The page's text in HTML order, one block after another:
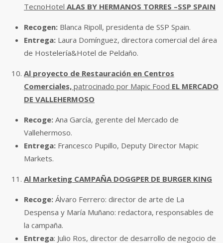
TecnoHotel ALAS BY HERMANOS TORRES –SSP SPAIN
Recogen: Blanca Ripoll, presidenta de SSP Spain.
Entrega: Laura Domínguez, directora comercial del área
de Hostelería&Hotel de Peldaño.
Al proyecto de Restauración en Centros
Comerciales, patrocinado por Mapic Food EL MERCADO
DE VALLEHERMOSO
Recoge: Ana García, gerente del Mercado de
Vallehermoso.
Entrega: Francesco Pupillo, Deputy Director Mapic
Markets.
Al Marketing CAMPAÑA DOGGPER DE BURGER KING
Recoge: Álvaro Ferrero: director de arte de La
Despensa y María Muñano: redactora, responsables de
la campaña.
Entrega: Julio Ros, director de desarrollo de negocio de